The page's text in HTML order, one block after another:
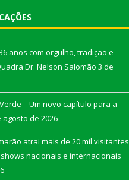
anos com orgulho, tradição e
Dr. Nelson Salomão 3 de
– Um novo capítulo para a
agosto de 2026
atrai mais de 20 mil visitantes
nacionais e internacionais